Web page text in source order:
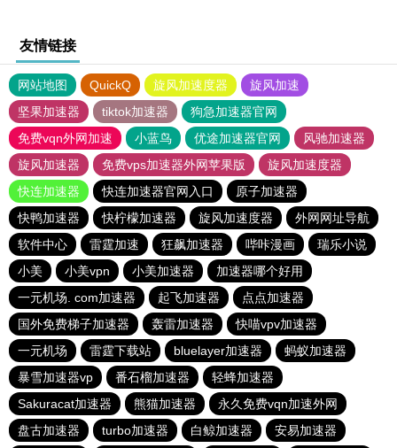
友情链接
网站地图 QuickQ 旋风加速度器
旋风加速
坚果加速器
tiktok加速器
狗急加速器官网
免费vqn外网加速
小蓝鸟 优途加速器官网
风驰加速器
旋风加速器
免费vps加速器外网苹果版
旋风加速度器
快连加速器
快连加速器官网入口
原子加速器
快鸭加速器
快柠檬加速器 旋风加速度器
外网网址导航
软件中心
雷霆加速 狂飙加速器 哔咔漫画
瑞乐小说
小美
小美vpn 小美加速器
加速器哪个好用
一元机场. com加速器
起飞加速器
点点加速器
国外免费梯子加速器
轰雷加速器
快喵vpv加速器
一元机场
雷霆下载站 bluelayer加速器
蚂蚁加速器
暴雪加速器vp
番石榴加速器
轻蜂加速器
Sakuracat加速器
熊猫加速器
永久免费vqn加速外网
盘古加速器
turbo加速器 白鲸加速器 安易加速器